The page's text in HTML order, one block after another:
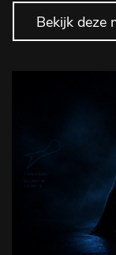
Bekijk deze